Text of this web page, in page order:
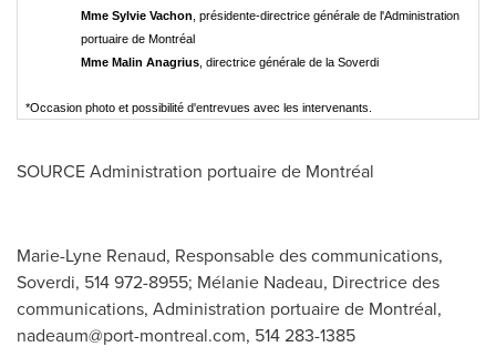
Mme Sylvie Vachon , présidente-directrice générale de l'Administration
portuaire de Montréal
Mme Malin Anagrius , directrice générale de la Soverdi
*Occasion photo et possibilité d'entrevues avec les intervenants.
SOURCE Administration portuaire de Montréal
Marie-Lyne Renaud, Responsable des communications,
Soverdi, 514 972-8955; Mélanie Nadeau, Directrice des
communications, Administration portuaire de Montréal,
nadeaum@port-montreal.com, 514 283-1385